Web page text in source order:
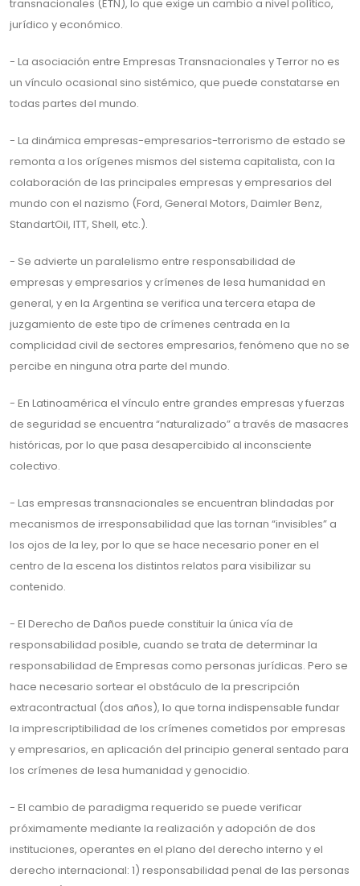
transnacionales (ETN), lo que exige un cambio a nivel político,
jurídico y económico.
- La asociación entre Empresas Transnacionales y Terror no es
un vínculo ocasional sino sistémico, que puede constatarse en
todas partes del mundo.
- La dinámica empresas-empresarios-terrorismo de estado se
remonta a los orígenes mismos del sistema capitalista, con la
colaboración de las principales empresas y empresarios del
mundo con el nazismo (Ford, General Motors, Daimler Benz,
StandartOil, ITT, Shell, etc.).
- Se advierte un paralelismo entre responsabilidad de
empresas y empresarios y crímenes de lesa humanidad en
general, y en la Argentina se verifica una tercera etapa de
juzgamiento de este tipo de crímenes centrada en la
complicidad civil de sectores empresarios, fenómeno que no se
percibe en ninguna otra parte del mundo.
- En Latinoamérica el vínculo entre grandes empresas y fuerzas
de seguridad se encuentra “naturalizado” a través de masacres
históricas, por lo que pasa desapercibido al inconsciente
colectivo.
- Las empresas transnacionales se encuentran blindadas por
mecanismos de irresponsabilidad que las tornan “invisibles” a
los ojos de la ley, por lo que se hace necesario poner en el
centro de la escena los distintos relatos para visibilizar su
contenido.
- El Derecho de Daños puede constituir la única vía de
responsabilidad posible, cuando se trata de determinar la
responsabilidad de Empresas como personas jurídicas. Pero se
hace necesario sortear el obstáculo de la prescripción
extracontractual (dos años), lo que torna indispensable fundar
la imprescriptibilidad de los crímenes cometidos por empresas
y empresarios, en aplicación del principio general sentado para
los crímenes de lesa humanidad y genocidio.
- El cambio de paradigma requerido se puede verificar
próximamente mediante la realización y adopción de dos
instituciones, operantes en el plano del derecho interno y el
derecho internacional: 1) responsabilidad penal de las personas